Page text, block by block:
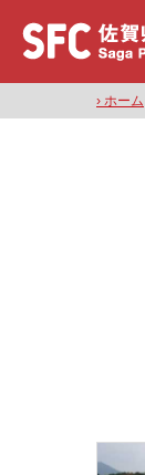
› ホーム